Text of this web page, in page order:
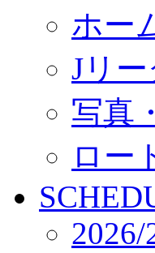
ホー
Jリ
写真
ロー
2026/